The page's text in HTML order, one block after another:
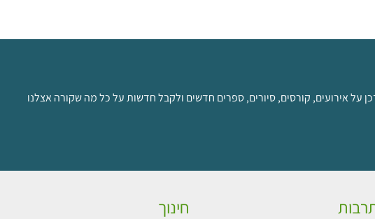
על אירועים, קורסים, סיורים, ספרים חדשים ולקבל חדשות על כל מה שקורה אצלנו
חינוך